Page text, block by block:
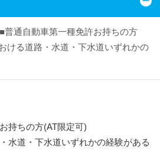
普通自動車第一種免許お持ちの方
ける道路・水道・下水道いずれかの
持ちの方(AT限定可)
水道・下水道いずれかの経験がある